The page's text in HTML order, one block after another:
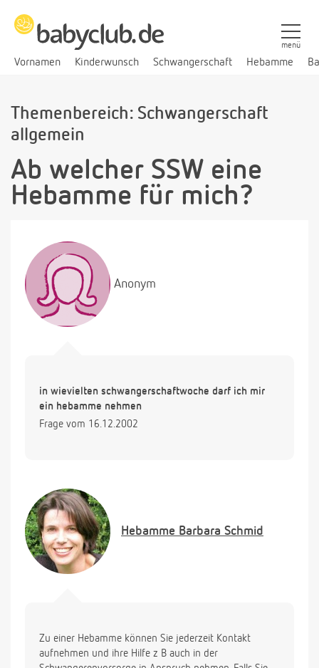
Vornamen Kinderwunsch Schwangerschaft Hebamme
menü
Themenbereich: Schwangerschaft
allgemein
Ab welcher SSW eine
Hebamme für mich?
Anonym
in wievielten schwangerschaftwoche darf ich mir
ein hebamme nehmen
Frage vom 16.12.2002
Hebamme Barbara Schmid
Zu einer Hebamme können Sie jederzeit Kontakt
aufnehmen und ihre Hilfe z B auch in der